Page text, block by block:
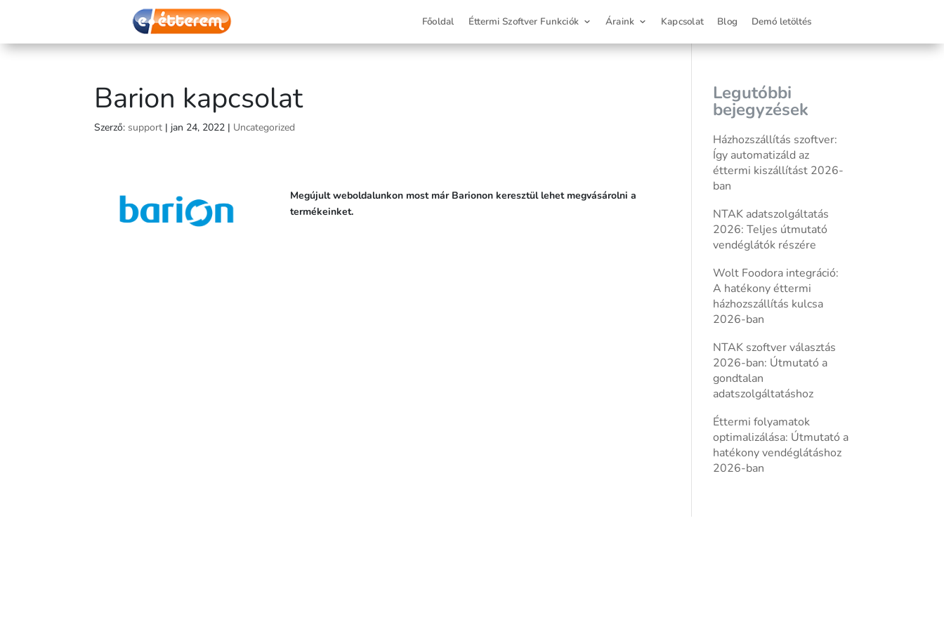
Főoldal Éttermi Szoftver Funkciók Áraink Kapcsolat Blog Demó letöltés
Barion kapcsolat
Szerző: support | jan 24, 2022 | Uncategorized
Megújult weboldalunkon most már Barionon keresztül lehet megvásárolni a
termékeinket.
Legutóbbi
bejegyzések
Házhozszállítás szoftver:
Így automatizáld az
éttermi kiszállítást 2026-
ban
NTAK adatszolgáltatás
2026: Teljes útmutató
vendéglátók részére
Wolt Foodora integráció:
A hatékony éttermi
házhozszállítás kulcsa
2026-ban
NTAK szoftver választás
2026-ban: Útmutató a
gondtalan
adatszolgáltatáshoz
Éttermi folyamatok
optimalizálása: Útmutató a
hatékony vendéglátáshoz
2026-ban